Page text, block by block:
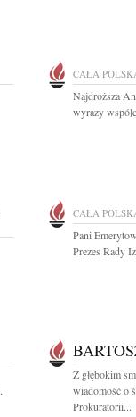
CAŁA
Najdroższa
wyrazy
CAŁA
Pani
Prezes Rady
Z głębokim
wiadomość o
Prokuratorii...